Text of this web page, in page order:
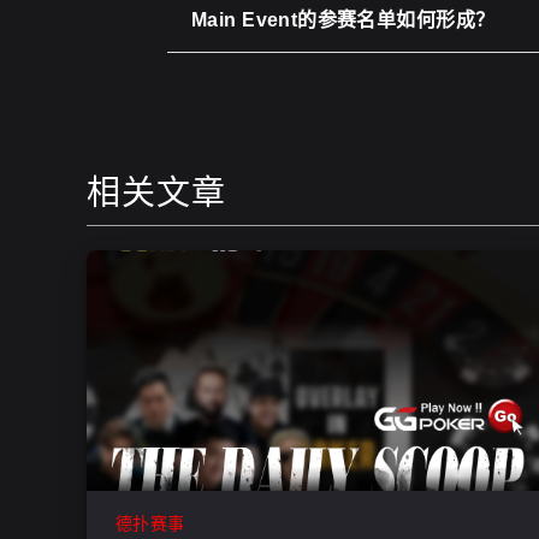
Main Event的参赛名单如何形成？
相关文章
德扑赛事